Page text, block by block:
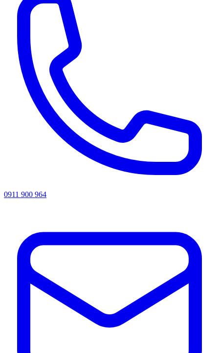
0911 900 964